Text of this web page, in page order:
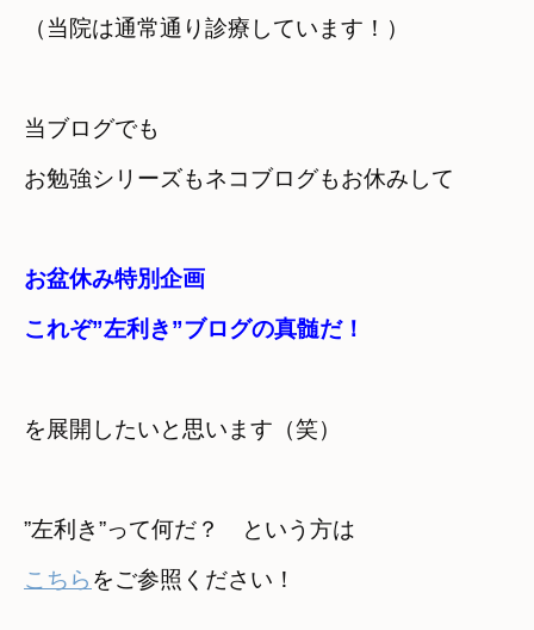
（当院は通常通り診療しています！）
当ブログでも
お勉強シリーズもネコブログもお休みして
お盆休み特別企画
これぞ”左利き”ブログの真髄だ！
を展開したいと思います（笑）
こちら をご参照ください！